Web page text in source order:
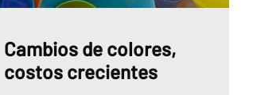
Cambios de colores,
costos crecientes